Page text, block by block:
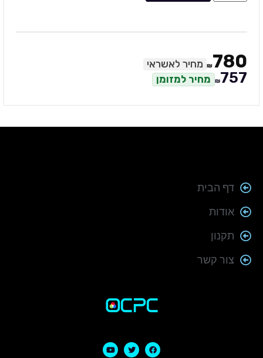
₪780 מחיר לאשראי
₪757 מחיר למזומן
דף הבית
אודות
תקנון
צור קשר